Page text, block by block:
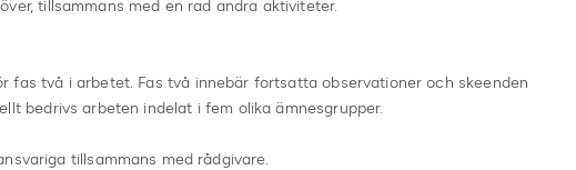
tillsammans med en rad andra aktiviteter.
fas två i arbetet. Fas två innebär fortsatta observationer och skeenden
bedrivs arbeten indelat i fem olika ämnesgrupper.
tillsammans med rådgivare.